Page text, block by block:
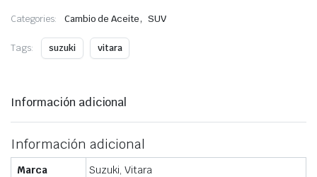
Categories: Cambio de Aceite, SUV
Tags: suzuki vitara
Información adicional
Información adicional
Marca
Suzuki, Vitara